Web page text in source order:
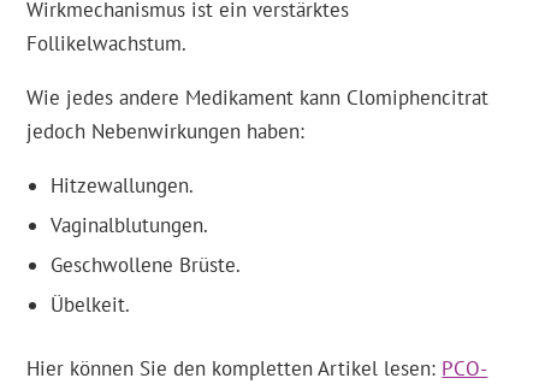
Wirkmechanismus ist ein verstärktes
Follikelwachstum.
Wie jedes andere Medikament kann Clomiphencitrat
jedoch Nebenwirkungen haben:
Hitzewallungen.
Vaginalblutungen.
Geschwollene Brüste.
Übelkeit.
Hier können Sie den kompletten Artikel lesen: PCO-